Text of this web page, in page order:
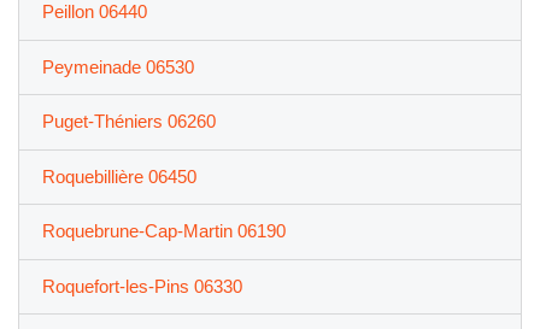
Peillon 06440
Peymeinade 06530
Puget-Théniers 06260
Roquebillière 06450
Roquebrune-Cap-Martin 06190
Roquefort-les-Pins 06330